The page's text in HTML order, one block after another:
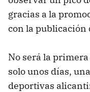
gracias a la
con la
No será la primera
solo unos días,
deportivas